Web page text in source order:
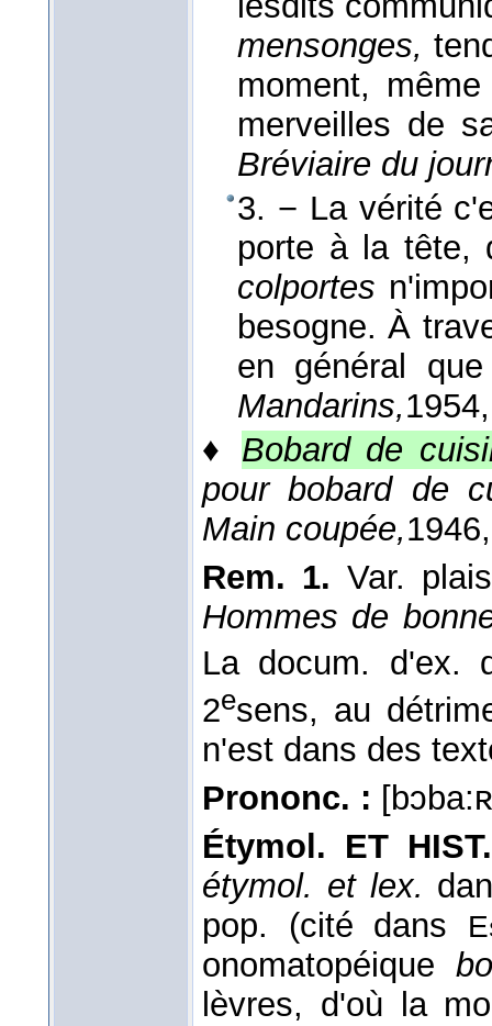
mensonges,
moment,
merveilles de
Bréviaire du
3. − La vérité
porte à la tête,
colportes
besogne. À
en général
Mandarins,1954
♦ Bobard de
pour bobard de
Main coupée,1946
Rem. 1. Var.
Hommes de
La docum. d'ex.
2esens, au
n'est dans des
Prononc. :
Étymol. ET
étymol. et lex.
pop. (cité dans
onomatopéique
lèvres, d'où la